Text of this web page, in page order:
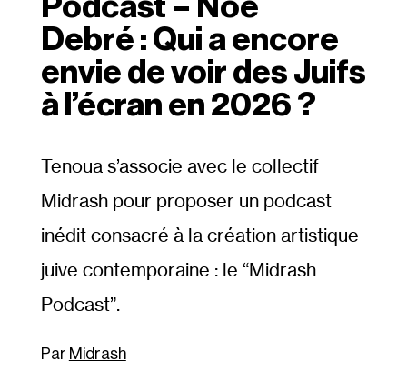
Podcast – Noé
Debré : Qui a encore
envie de voir des Juifs
à l’écran en 2026 ?
Tenoua s’associe avec le collectif
Midrash pour proposer un podcast
inédit consacré à la création artistique
juive contemporaine : le “Midrash
Podcast”.
Midrash